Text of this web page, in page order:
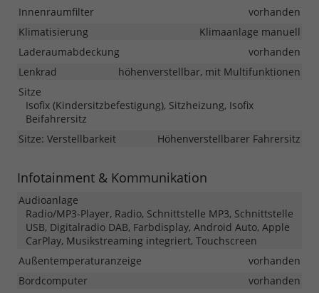
Innenraumfilter
vorhanden
Klimatisierung
Klimaanlage manuell
Laderaumabdeckung
vorhanden
Lenkrad
höhenverstellbar, mit Multifunktionen
Sitze
Isofix (Kindersitzbefestigung), Sitzheizung, Isofix
Beifahrersitz
Sitze: Verstellbarkeit
Höhenverstellbarer Fahrersitz
Infotainment & Kommunikation
Audioanlage
Radio/MP3-Player, Radio, Schnittstelle MP3, Schnittstelle
USB, Digitalradio DAB, Farbdisplay, Android Auto, Apple
CarPlay, Musikstreaming integriert, Touchscreen
Außentemperaturanzeige
vorhanden
Bordcomputer
vorhanden